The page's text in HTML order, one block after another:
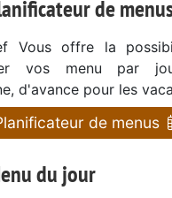
de
Vous offre la
vos menu par
d'avance pour les
de menus
du jour